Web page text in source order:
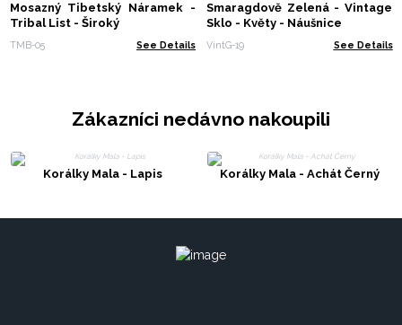
Mosazný Tibetský Náramek -
Tribal List - Široký
TMB-05 See Details
Smaragdově Zelená - Vintage
Sklo - Květy - Náušnice
VintG-19 See Details
Zákazníci nedávno nakoupili
Korálky Mala - Lapis Korálky Mala - Achát Černý